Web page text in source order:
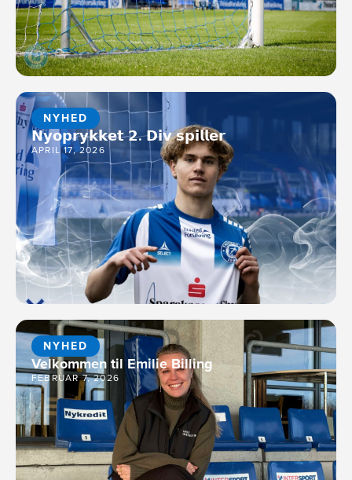
NYHED
𝗡𝘆𝗼𝗽𝗿𝘆𝗸𝗸𝗲𝘁 𝟮. 𝗗𝗶𝘃 𝘀𝗽𝗶𝗹𝗹𝗲𝗿
APRIL 17, 2026
NYHED
Velkommen til Emilie Billing
FEBRUAR 7, 2026